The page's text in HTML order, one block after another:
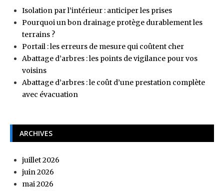
Isolation par l’intérieur : anticiper les prises
Pourquoi un bon drainage protège durablement les
terrains ?
Portail : les erreurs de mesure qui coûtent cher
Abattage d’arbres : les points de vigilance pour vos
voisins
Abattage d’arbres : le coût d’une prestation complète
avec évacuation
ARCHIVES
juillet 2026
juin 2026
mai 2026